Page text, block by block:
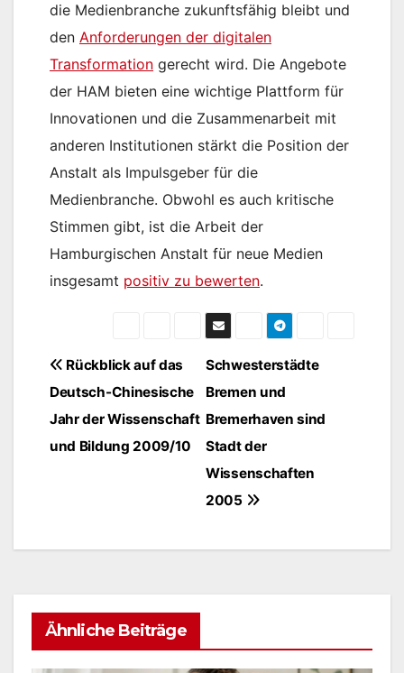
die Medienbranche zukunftsfähig bleibt und
den Anforderungen der digitalen
Transformation gerecht wird. Die Angebote
der HAM bieten eine wichtige Plattform für
Innovationen und die Zusammenarbeit mit
anderen Institutionen stärkt die Position der
Anstalt als Impulsgeber für die
Medienbranche. Obwohl es auch kritische
Stimmen gibt, ist die Arbeit der
Hamburgischen Anstalt für neue Medien
insgesamt positiv zu bewerten.
Beitragsnavigation
Schwesterstädte
Bremen und
Bremerhaven sind
Stadt der
Wissenschaften
2005
Rückblick auf das
Deutsch-Chinesische
Jahr der Wissenschaft
und Bildung 2009/10
Ähnliche Beiträge